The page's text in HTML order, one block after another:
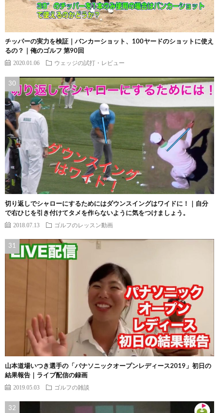
チッパーの実力を検証｜バンカーショット、100ヤードのショットに使え
るの？｜俺のゴルフ 第90回
2020.01.06 ウェッジの試打・レビュー
切り返しでシャローにするためにはダウンスイングはワイドに！｜自分
で右ひじを引き付けてタメを作らないように気をつけましょう。
2018.07.13 ゴルフのレッスン動画
山本道場いつき選手の「パナソニックオープンレディース2019」初日の
結果報告｜ライブ配信の録画
2019.05.03 ゴルフの雑談